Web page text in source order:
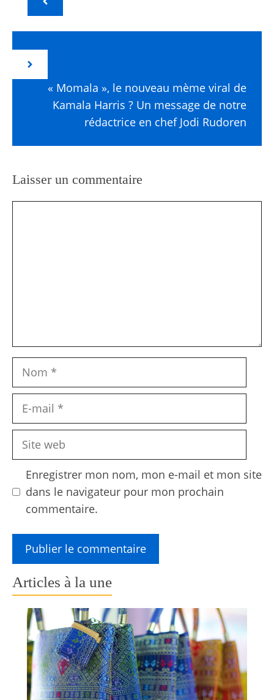
« Momala », le nouveau mème viral de
Kamala Harris ? Un message de notre
rédactrice en chef Jodi Rudoren
Laisser un commentaire
Nom
Site
Enregistrer mon nom, mon e-mail et mon site
dans le navigateur pour mon prochain
commentaire.
Articles à la une